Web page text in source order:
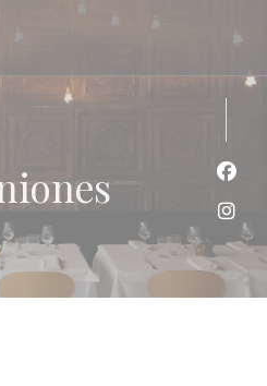
de cookies